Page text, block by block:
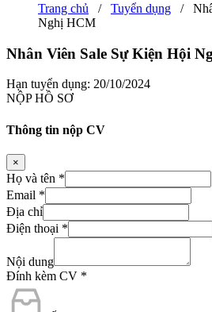
Trang chủ / Tuyển dụng /
Nghị HCM
Nhân Viên Sale Sự Kiện Hội
Hạn tuyển dụng: 20/10/2024
NỘP HỒ SƠ
Thông tin nộp CV
×
Họ và tên *
Email *
Địa chỉ
Điện thoại *
Nội dung
Đính kèm CV *